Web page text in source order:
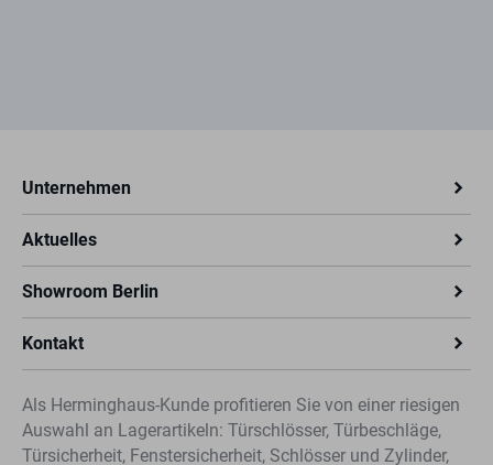
Unternehmen
Aktuelles
Showroom Berlin
Kontakt
Als Herminghaus-Kunde profitieren Sie von einer riesigen
Auswahl an Lagerartikeln: Türschlösser, Türbeschläge,
Türsicherheit, Fenstersicherheit, Schlösser und Zylinder,